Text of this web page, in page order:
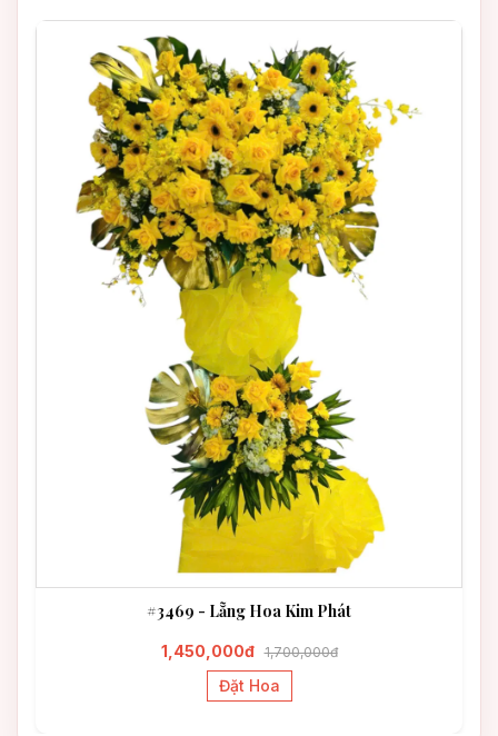
#3469 - Lẵng Hoa Kim Phát
1,450,000đ 1,700,000đ
Đặt Hoa